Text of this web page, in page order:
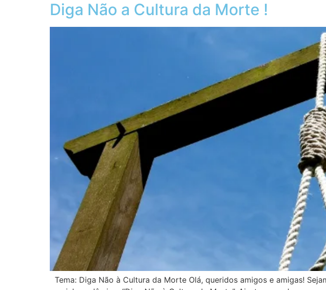
Diga Não a Cultura da Morte !
Tema: Diga Não à Cultura da Morte Olá, queridos amigos e amigas!